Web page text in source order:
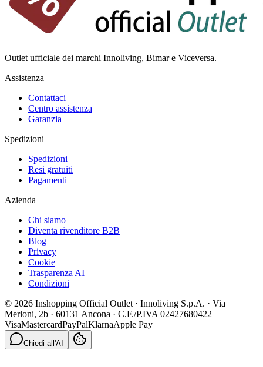
Outlet ufficiale dei marchi Innoliving, Bimar e Viceversa.
Assistenza
Contattaci
Centro assistenza
Garanzia
Spedizioni
Spedizioni
Resi gratuiti
Pagamenti
Azienda
Chi siamo
Diventa rivenditore B2B
Blog
Privacy
Cookie
Trasparenza AI
Condizioni
© 2026 Inshopping Official Outlet · Innoliving S.p.A. · Via
Merloni, 2b · 60131 Ancona · C.F./P.IVA 02427680422
VisaMastercardPayPalKlarnaApple Pay
Chiedi all'AI